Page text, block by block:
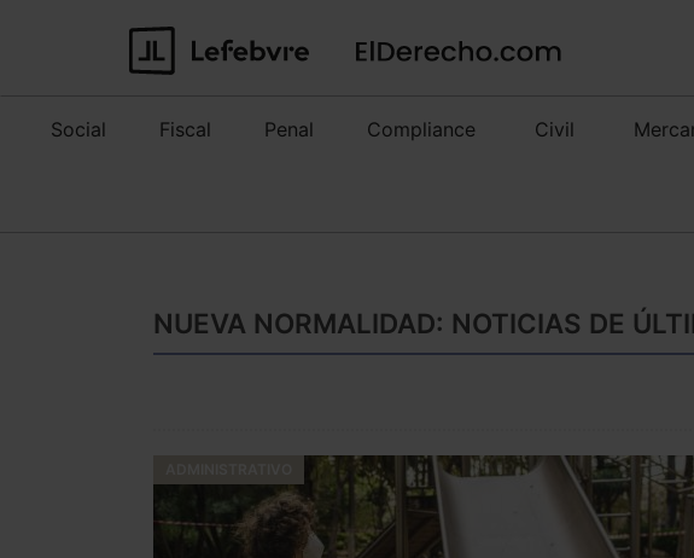
Social Fiscal Penal Compliance Civil
NUEVA NORMALIDAD: NOTICIAS DE